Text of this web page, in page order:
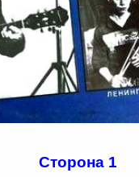
Сторона 1